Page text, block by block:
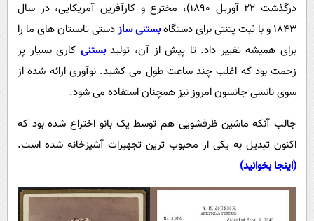
باشگاه مغز
مجله تصویری سلاح
ورزش
سیاست
سرگرمی
فناوری
گوناگون
محیط زیست
عصر ایران 2
خواندنی ها و دیدنی ها
داستان کوتاه
پیامک
روانشناسی
آشپزی
آموزش زبان
درگذشت 22 آوریل 1890)، مخترع و کارآفرین آمریکایی، در سال
1843 و با ثبت پتنتی برای دستگاه
بستنی سازدستی تابستان های ما را
برای همیشه تغییر داد. تا پیش از آن، تولیدبستنی کاری بسیار پر
زحمت بود که اغلب چند ساعت طول می کشید. نوآوری ارائه شده از
سوی نانسی جانسون امروز نیز همچنان استفاده می شود.
جالب آنکه ماشین ظرفشویی هم توسط یک بانو اختراع شده بود که
اکنون تبدیل به یکی از محبوب ترین تجهیزات آشپزخانه شده است.
(اینجا بخوانید)